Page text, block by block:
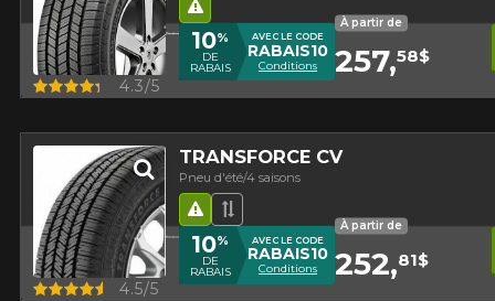
Hasard routier
Aperçu 4.3/5
10%
DE
RABAIS
AVEC LE CODE
RABAIS10
Conditions
À partir de
257,58$
TRANSFORCE CV
Pneu d'été/4 saisons
Bande de roulement
Hasard routier
Aperçu 4.5/5
10%
DE
RABAIS
AVEC LE CODE
RABAIS10
Conditions
À partir de
252,81$